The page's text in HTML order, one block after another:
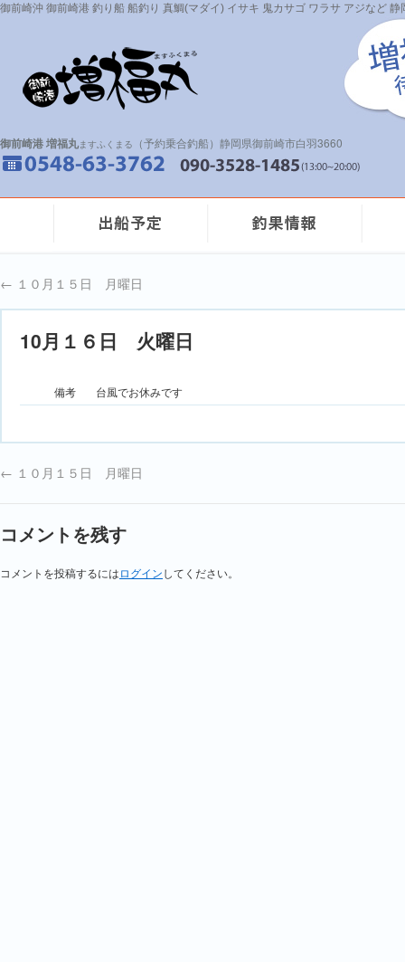
御前崎沖 御前崎港 釣り船 船釣り 真鯛(マダイ) イサキ 鬼カサゴ ワラサ アジなど
御前崎港 増福丸ますふくまる （予約乗合釣船）静岡県御前崎市白羽3660
← １０月１５日 月曜日
10月１６日 火曜日
備考 台風でお休みです
← １０月１５日 月曜日
コメントを残す
コメントを投稿するには ログイン してください。